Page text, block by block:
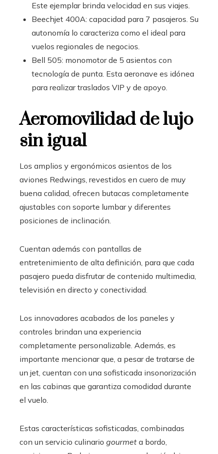
Este ejemplar brinda velocidad en sus viajes.
Beechjet 400A: capacidad para 7 pasajeros. Su
autonomía lo caracteriza como el ideal para
vuelos regionales de negocios.
Bell 505: monomotor de 5 asientos con
tecnología de punta. Esta aeronave es idónea
para realizar traslados VIP y de apoyo.
Aeromovilidad de lujo
sin igual
Los amplios y ergonómicos asientos de los
aviones Redwings, revestidos en cuero de muy
buena calidad, ofrecen butacas completamente
ajustables con soporte lumbar y diferentes
posiciones de inclinación.
Cuentan además con pantallas de
entretenimiento de alta definición, para que cada
pasajero pueda disfrutar de contenido multimedia,
televisión en directo y conectividad.
Los innovadores acabados de los paneles y
controles brindan una experiencia
completamente personalizable. Además, es
importante mencionar que, a pesar de tratarse de
un jet, cuentan con una sofisticada insonorización
en las cabinas que garantiza comodidad durante
el vuelo.
Estas características sofisticadas, combinadas
con un servicio culinario gourmet a bordo,